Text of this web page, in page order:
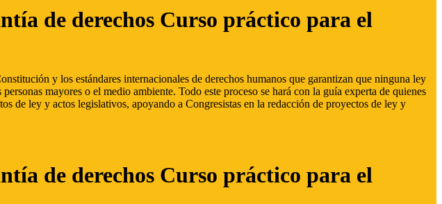
de derechos Curso práctico para el
y los estándares internacionales de derechos humanos que garantizan que ninguna ley
mayores o el medio ambiente. Todo este proceso se hará con la guía experta de quienes
de ley y actos legislativos, apoyando a Congresistas en la redacción de proyectos de ley y
de derechos Curso práctico para el